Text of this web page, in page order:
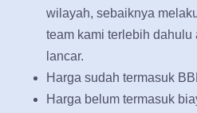
wilayah, sebaiknya
team kami terlebih dahulu
lancar.
Harga sudah termasuk
Harga belum termasuk